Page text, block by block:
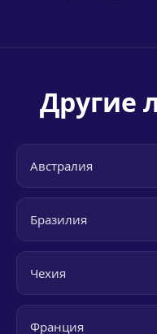
Другие
Австралия
Бразилия
Чехия
Франция